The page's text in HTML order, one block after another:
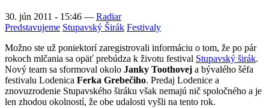
30. jún 2011 - 15:46 — Radiar
Predstavujeme Stupavský Širák Festivaly
Možno ste už poniektorí zaregistrovali informáciu o tom, že po pár
rokoch mlčania sa opäť prebúdza k životu festival Stupavský širák.
Nový team sa sformoval okolo Janky Toothovej a bývalého šéfa
festivalu Lodenica Ferka Grebečiho. Predaj Lodenice a
znovuzrodenie Stupavského širáku však nemajú nič spoločného a je
len zhodou okolností, že obe udalosti vyšli na tento rok.